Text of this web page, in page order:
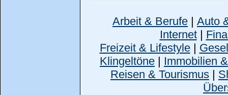
Arbeit & Berufe | Auto
Internet|
Freizeit & Lifestyle|
Klingeltöne | Immobilien
Reisen & Tourismus |